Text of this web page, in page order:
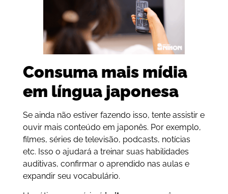
Consuma mais mídia
em língua japonesa
Se ainda não estiver fazendo isso, tente assistir e
ouvir mais conteúdo em japonês. Por exemplo,
filmes, séries de televisão, podcasts, notícias
etc. Isso o ajudará a treinar suas habilidades
auditivas, confirmar o aprendido nas aulas e
expandir seu vocabulário.